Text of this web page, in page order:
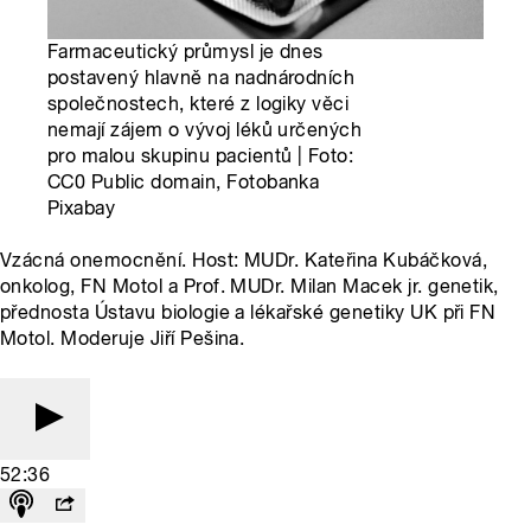
Farmaceutický průmysl je dnes
postavený hlavně na nadnárodních
společnostech, které z logiky věci
nemají zájem o vývoj léků určených
pro malou skupinu pacientů | Foto:
CC0 Public domain, Fotobanka
Pixabay
Vzácná onemocnění. Host: MUDr. Kateřina Kubáčková,
onkolog, FN Motol a Prof. MUDr. Milan Macek jr. genetik,
přednosta Ústavu biologie a lékařské genetiky UK při FN
Motol. Moderuje Jiří Pešina.
52:36